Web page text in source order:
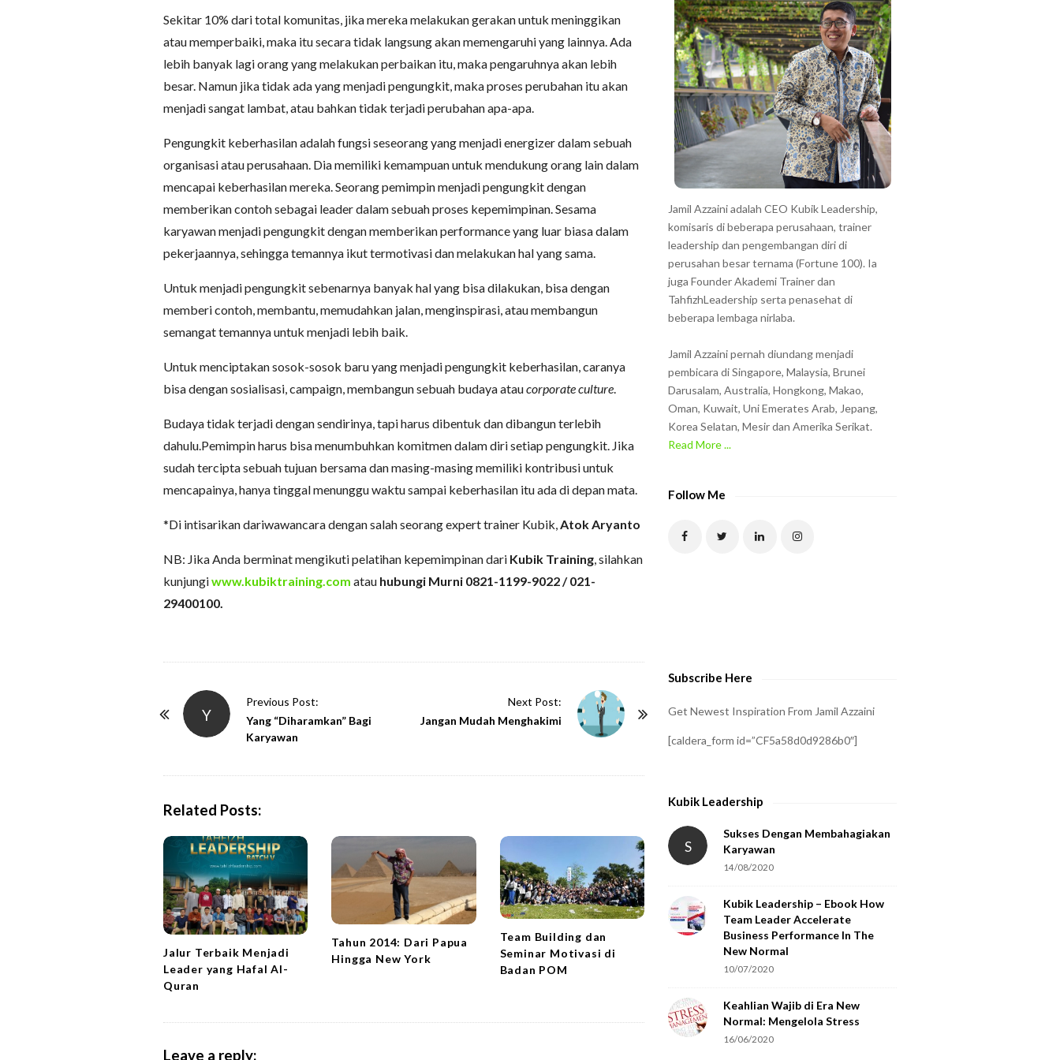
Sekitar 10% dari total komunitas, jika mereka melakukan gerakan untuk meninggikan
atau memperbaiki, maka itu secara tidak langsung akan memengaruhi yang lainnya. Ada
lebih banyak lagi orang yang melakukan perbaikan itu, maka pengaruhnya akan lebih
besar. Namun jika tidak ada yang menjadi pengungkit, maka proses perubahan itu akan
menjadi sangat lambat, atau bahkan tidak terjadi perubahan apa-apa.
Pengungkit keberhasilan adalah fungsi seseorang yang menjadi energizer dalam sebuah
organisasi atau perusahaan. Dia memiliki kemampuan untuk mendukung orang lain dalam
mencapai keberhasilan mereka. Seorang pemimpin menjadi pengungkit dengan
memberikan contoh sebagai leader dalam sebuah proses kepemimpinan. Sesama
karyawan menjadi pengungkit dengan memberikan performance yang luar biasa dalam
pekerjaannya, sehingga temannya ikut termotivasi dan melakukan hal yang sama.
Untuk menjadi pengungkit sebenarnya banyak hal yang bisa dilakukan, bisa dengan
memberi contoh, membantu, memudahkan jalan, menginspirasi, atau membangun
semangat temannya untuk menjadi lebih baik.
Untuk menciptakan sosok-sosok baru yang menjadi pengungkit keberhasilan, caranya
bisa dengan sosialisasi, campaign, membangun sebuah budaya ataucorporate culture.
Budaya tidak terjadi dengan sendirinya, tapi harus dibentuk dan dibangun terlebih
dahulu.Pemimpin harus bisa menumbuhkan komitmen dalam diri setiap pengungkit. Jika
sudah tercipta sebuah tujuan bersama dan masing-masing memiliki kontribusi untuk
mencapainya, hanya tinggal menunggu waktu sampai keberhasilan itu ada di depan mata.
*Di intisarikan dariwawancara dengan salah seorang expert trainer Kubik,Atok Aryanto
NB: Jika Anda berminat mengikuti pelatihan kepemimpinan dari Kubik Training, silahkan
kunjungiwww.kubiktraining.com atau hubungi Murni 0821-1199-9022 / 021-
29400100.
Y
Previous Post:
Yang “Diharamkan” Bagi
Karyawan
Next Post:
Jangan Mudah Menghakimi
Related Posts:
Jalur Terbaik Menjadi
Leader yang Hafal Al-
Quran
Tahun 2014: Dari Papua
Hingga New York
Team Building dan
Seminar Motivasi di
Badan POM
Leave a reply:
Jamil Azzaini adalah CEO Kubik Leadership,
komisaris di beberapa perusahaan, trainer
leadership dan pengembangan diri di
perusahan besar ternama (Fortune 100). Ia
juga Founder Akademi Trainer dan
TahfizhLeadership serta penasehat di
beberapa lembaga nirlaba.
Jamil Azzaini pernah diundang menjadi
pembicara di Singapore, Malaysia, Brunei
Darusalam, Australia, Hongkong, Makao,
Oman, Kuwait, Uni Emerates Arab, Jepang,
Korea Selatan, Mesir dan Amerika Serikat.
Read More ...
Follow Me
Subscribe Here
Get Newest Inspiration From Jamil Azzaini
[caldera_form id=”CF5a58d0d9286b0″]
Kubik Leadership
S
Sukses Dengan Membahagiakan
Karyawan
14/08/2020
Kubik Leadership – Ebook How
Team Leader Accelerate
Business Performance In The
New Normal
10/07/2020
Keahlian Wajib di Era New
Normal: Mengelola Stress
16/06/2020